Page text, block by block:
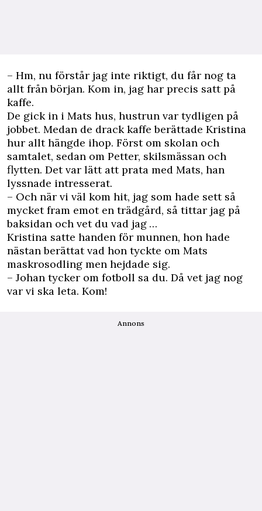
– Hm, nu förstår jag inte riktigt, du får nog ta
allt från början. Kom in, jag har precis satt på
kaffe.
De gick in i Mats hus, hustrun var tydligen på
jobbet. Medan de drack kaffe berättade Kristina
hur allt hängde ihop. Först om skolan och
samtalet, sedan om Petter, skilsmässan och
flytten. Det var lätt att prata med Mats, han
lyssnade intresserat.
– Och när vi väl kom hit, jag som hade sett så
mycket fram emot en trädgård, så ­tittar jag på
baksidan och vet du vad jag …
Kristina satte handen för munnen, hon hade
nästan ­berättat vad hon tyckte om Mats
maskrosodling men ­hejdade sig.
– Johan tycker om fotboll sa du. Då vet jag nog
var vi ska leta. Kom!
Annons